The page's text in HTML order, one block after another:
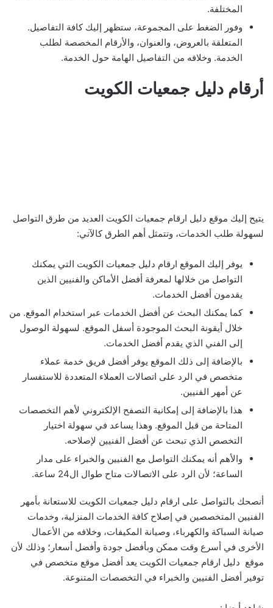
المختلفة.
وفور الضغط على المجموعة، ستظهر إليك كافة التفاصيل.
المتعلقة بالعروض، والعنوان، والأرقام المخصصة لطلب
الخدمة. وخلافه من التفاصيل الهامة حول الخدمة.
أرقام دليل جمعيات الكويت
يتيح إليك موقع دليل ارقام جمعيات الكويت العديد من طرق التواصل
لسهولة طلب الخدمات، وتتمثل أهم الطرق كالآتي:
يوفر إليك الموقع ارقام دليل جمعيات الكويت التي يمكنك
التواصل من خلالها لمعرفة أفضل الأماكن والفنيين الذين
يقدمون أفضل الخدمات.
كما يمكنك البحث عن أفضل الخدمات عبر استخدام الموقع. من
خلال أيقونة البحث الموجودة أسفل الموقع. لسهولة الوصول
إلى الفني الذي يقدم أفضل الخدمات.
بالإضافة إلى ذلك الموقع يوفر أفضل فريق خدمة عملاء
متخصص في الرد على اتصالات العملاء المتعددة للاستفسار
عن أمهر الفنيين.
هذا بالإضافة إلى إمكانية التصفح الإلكتروني لأهم التخصصات
المتاحة من قبل الموقع. وهذا يساعد في سهولة اختيار
التخصص الذي تبحث عن أفضل الفنيين لإصلاحه.
والأهم أنه يمكنك التواصل مع الفنيين والخبراء على مدار
الساعة؛ لأن الرد على الاتصالات متاح طوال ال24 ساعة.
أنصحك بالتواصل على ارقام دليل جمعيات الكويت للاستعانة بأمهر
الفنيين المتخصصين في إصلاح كافة الخدمات المنزلية، وخدمات
صيانة السباكة والكهرباء، وصيانة المكيفات، وخلافه من الأعمال
الأخرى في أسرع وقت ممكن وبأفضل جودة وأفضل أسعار؛ وذلك لأن
موقع دليل ارقام جمعيات الكويت يعد أفضل موقع متخصص في
توفير أفضل الفنيين والخبراء في التخصصات المتنوعة.